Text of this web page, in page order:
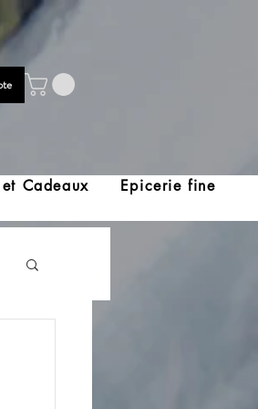
Cadeaux
Epicerie fine